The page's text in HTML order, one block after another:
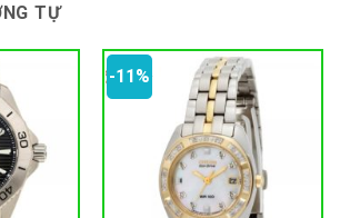
TỰ
-11%